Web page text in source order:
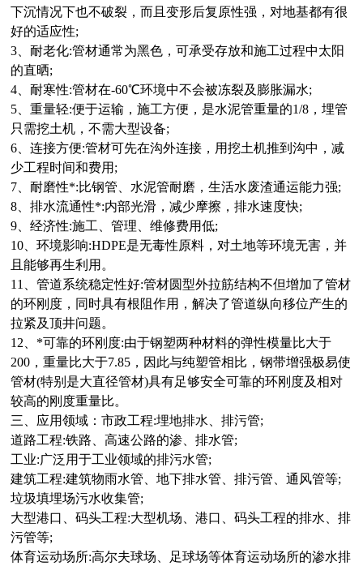
下沉情况下也不破裂，而且变形后复原性强，对地基都有很
好的适应性;
3、耐老化:管材通常为黑色，可承受存放和施工过程中太阳
的直晒;
4、耐寒性:管材在-60℃环境中不会被冻裂及膨胀漏水;
5、重量轻:便于运输，施工方便，是水泥管重量的1/8，埋管
只需挖土机，不需大型设备;
6、连接方便:管材可先在沟外连接，用挖土机推到沟中，减
少工程时间和费用;
7、耐磨性*:比钢管、水泥管耐磨，生活水废渣通运能力强;
8、排水流通性*:内部光滑，减少摩擦，排水速度快;
9、经济性:施工、管理、维修费用低;
10、环境影响:HDPE是无毒性原料，对土地等环境无害，并
且能够再生利用。
11、管道系统稳定性好:管材圆型外拉筋结构不但增加了管材
的环刚度，同时具有根阻作用，解决了管道纵向移位产生的
拉紧及顶井问题。
12、*可靠的环刚度:由于钢塑两种材料的弹性模量比大于
200，重量比大于7.85，因此与纯塑管相比，钢带增强极易使
管材(特别是大直径管材)具有足够安全可靠的环刚度及相对
较高的刚度重量比。
三、 应用领域：市政工程:埋地排水、排污管;
道路工程:铁路、高速公路的渗、排水管;
工业:广泛用于工业领域的排污水管;
建筑工程:建筑物雨水管、地下排水管、排污管、通风管等;
垃圾填埋场污水收集管;
大型港口、码头工程:大型机场、港口、码头工程的排水、排
污管等;
体育运动场所:高尔夫球场、足球场等体育运动场所的渗水排